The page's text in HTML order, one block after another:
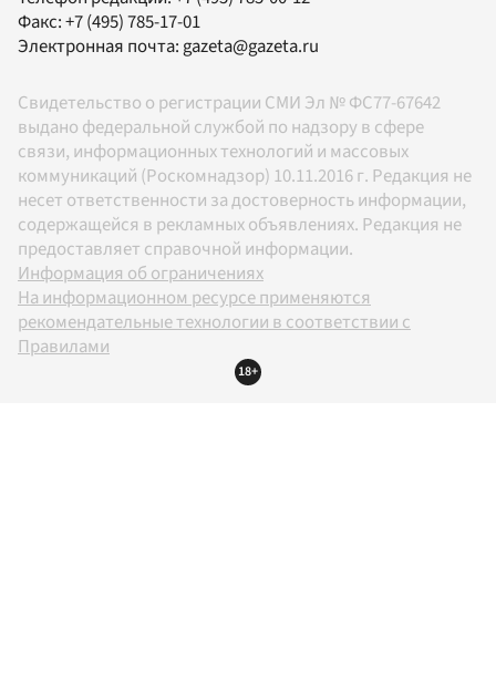
Факс:+7 (495) 785-17-01
Электронная почта:gazeta@gazeta.ru
Свидетельство о регистрации СМИ Эл № ФС77-67642
выдано федеральной службой по надзору в сфере
связи, информационных технологий и массовых
коммуникаций (Роскомнадзор) 10.11.2016 г. Редакция не
несет ответственности за достоверность информации,
содержащейся в рекламных объявлениях. Редакция не
предоставляет справочной информации.
Информация об ограничениях
На информационном ресурсе применяются
рекомендательные технологии в соответствии с
Правилами
18+